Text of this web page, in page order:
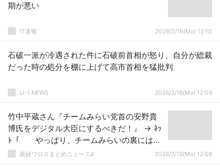
期が悪い
IT速報 2026/2/16(Mo) 12:10
石破一派が冷遇された件に石破前首相が怒り、自分が総裁
だった時の処分を棚に上げて高市首相を猛批判
U-1 NEWS 2026/2/16(Mo) 12:09
竹中平蔵さん『チームみらい党首の安野貴
博氏をデジタル大臣にするべきだ！』 → ﾈｯ
ﾄ「 やっぱり、チームみらいの裏には竹
中平蔵…」ｗｗｗｗｗｗｗｗｗｗｗｗｗｗｗ
政経ワロスまとめニュース♪ 2026/2/16(Mo) 12:08